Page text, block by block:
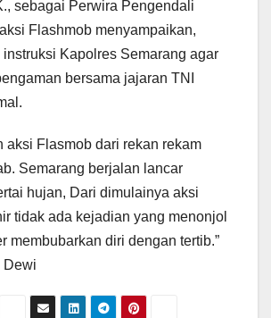
sebagai Perwira Pengendali
Flashmob menyampaikan,
Kapolres Semarang agar
bersama jajaran TNI
aksi Flasmob dari rekan rekam
Semarang berjalan lancar
hujan, Dari dimulainya aksi
tidak ada kejadian yang menonjol
membubarkan diri dengan tertib.”
Dewi